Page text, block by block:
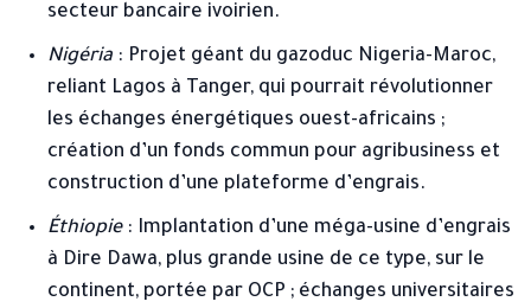
secteur bancaire ivoirien.
Nigéria : Projet géant du gazoduc Nigeria-Maroc,
reliant Lagos à Tanger, qui pourrait révolutionner
les échanges énergétiques ouest-africains ;
création d’un fonds commun pour agribusiness et
construction d’une plateforme d’engrais.
Éthiopie: Implantation d’une méga-usine d’engrais
à Dire Dawa, plus grande usine de ce type, sur le
continent, portée par OCP ; échanges universitaires